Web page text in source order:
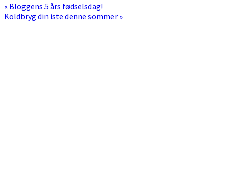
Previous
Post:
« Bloggens 5 års fødselsdag!
Next
Koldbryg din iste denne sommer »